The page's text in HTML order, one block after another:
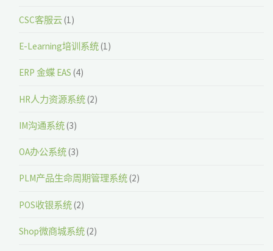
CSC客服云(1)
E-Learning培训系统(1)
ERP 金蝶 EAS (4)
HR人力资源系统(2)
IM沟通系统(3)
OA办公系统(3)
PLM产品生命周期管理系统(2)
POS收银系统(2)
Shop微商城系统(2)